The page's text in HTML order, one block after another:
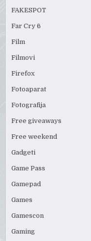
FAKESPOT
Far Cry 6
Film
Filmovi
Firefox
Fotoaparat
Fotografija
Free giveaways
Free weekend
Gadgeti
Game Pass
Gamepad
Games
Gamescon
Gaming